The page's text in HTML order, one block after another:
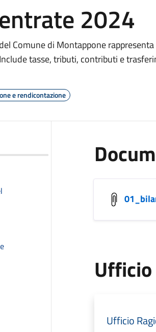
2024
Comune di Montappone
tasse, tributi, contributi e
e rendicontazione
Ufficio